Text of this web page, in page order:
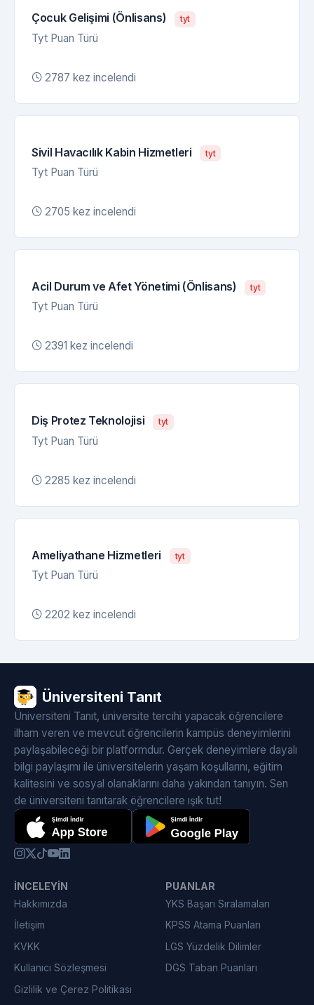
Çocuk Gelişimi (Önlisans) tyt
Tyt Puan Türü
2787 kez incelendi
Sivil Havacılık Kabin Hizmetleri tyt
Tyt Puan Türü
2705 kez incelendi
Acil Durum ve Afet Yönetimi (Önlisans) tyt
Tyt Puan Türü
2391 kez incelendi
Diş Protez Teknolojisi tyt
Tyt Puan Türü
2285 kez incelendi
Ameliyathane Hizmetleri tyt
Tyt Puan Türü
2202 kez incelendi
Üniversiteni Tanıt
Üniversiteni Tanıt, üniversite tercihi yapacak öğrencilere
ilham veren ve mevcut öğrencilerin kampüs deneyimlerini
paylaşabileceği bir platformdur. Gerçek deneyimlere dayalı
bilgi paylaşımı ile üniversitelerin yaşam koşullarını, eğitim
kalitesini ve sosyal olanaklarını daha yakından tanıyın. Sen
de üniversiteni tanıtarak öğrencilere ışık tut!
İNCELEYIN
Hakkımızda
İletişim
KVKK
Kullanıcı Sözleşmesi
Gizlilik ve Çerez Politikası
PUANLAR
YKS Başarı Sıralamaları
KPSS Atama Puanları
LGS Yüzdelik Dilimler
DGS Taban Puanları